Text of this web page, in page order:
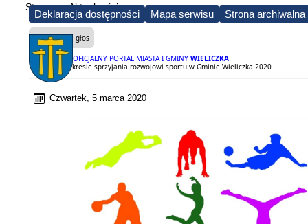
Deklaracja dostępności Mapa serwisu Strona archiwalna
OFICJALNY PORTAL MIASTA I GMINY WIELICZKA
Strona Aktualności
Czytaj na głos
Konkurs w zakresie sprzyjania rozwojowi sportu w Gminie Wieliczka 2020
Czwartek, 5 marca 2020